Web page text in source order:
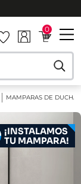
0
MAMPARAS DE DUCHA
¡INSTALAMOS
TU MAMPARA!